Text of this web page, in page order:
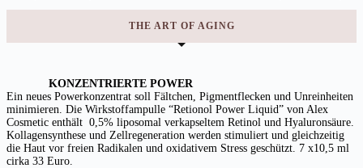
THE ART OF AGING
KONZENTRIERTE POWER
Ein neues Powerkonzentrat soll Fältchen, Pigmentflecken und Unreinheiten
minimieren. Die Wirkstoffampulle “Retionol Power Liquid” von Alex
Cosmetic enthält 0,5% liposomal verkapseltem Retinol und Hyaluronsäure.
Kollagensynthese und Zellregeneration werden stimuliert und gleichzeitig
die Haut vor freien Radikalen und oxidativem Stress geschützt. 7 x10,5 ml
cirka 33 Euro.